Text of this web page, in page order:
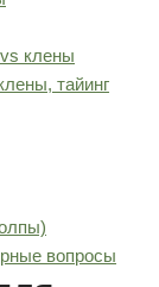
клены
тайинг
вопросы